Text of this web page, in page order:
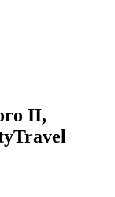
II,